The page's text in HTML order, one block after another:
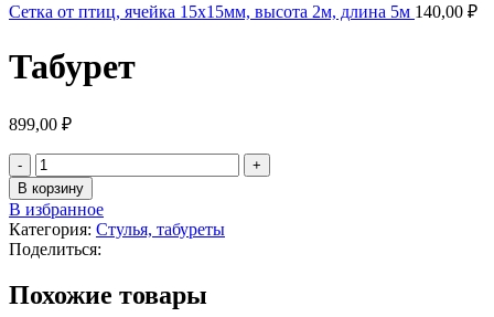
Сетка от птиц, ячейка 15х15мм, высота 2м, длина 5м 140,00 ₽
Табурет
899,00 ₽
В корзину
В избранное
Категория: Стулья, табуреты
Поделиться:
Похожие товары